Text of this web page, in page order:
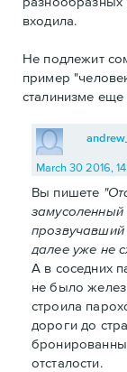
входила.
Не подлежит
пример
сталинизме
March 30 2016,
Вы пишете
далее уже не
А в соседних
не было
строила
дороги до
отсталости.